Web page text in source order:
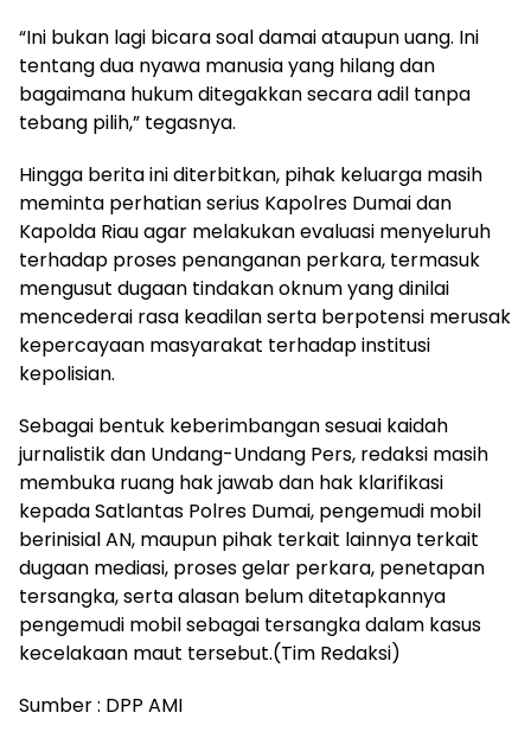
“Ini bukan lagi bicara soal damai ataupun uang. Ini
tentang dua nyawa manusia yang hilang dan
bagaimana hukum ditegakkan secara adil tanpa
tebang pilih,” tegasnya.
Hingga berita ini diterbitkan, pihak keluarga masih
meminta perhatian serius Kapolres Dumai dan
Kapolda Riau agar melakukan evaluasi menyeluruh
terhadap proses penanganan perkara, termasuk
mengusut dugaan tindakan oknum yang dinilai
mencederai rasa keadilan serta berpotensi merusak
kepercayaan masyarakat terhadap institusi
kepolisian.
Sebagai bentuk keberimbangan sesuai kaidah
jurnalistik dan Undang-Undang Pers, redaksi masih
membuka ruang hak jawab dan hak klarifikasi
kepada Satlantas Polres Dumai, pengemudi mobil
berinisial AN, maupun pihak terkait lainnya terkait
dugaan mediasi, proses gelar perkara, penetapan
tersangka, serta alasan belum ditetapkannya
pengemudi mobil sebagai tersangka dalam kasus
kecelakaan maut tersebut.(Tim Redaksi)
Sumber : DPP AMI